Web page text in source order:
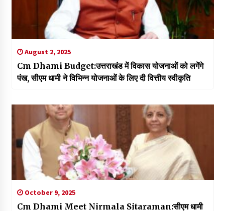
August 2, 2025
Cm Dhami Budget:उत्तराखंड में विकास योजनाओं को लगेंगे
पंख, सीएम धामी ने विभिन्न योजनाओं के लिए दी वित्तीय स्वीकृति
October 9, 2025
Cm Dhami Meet Nirmala Sitaraman:सीएम धामी